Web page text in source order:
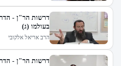
דרשות הר"ן -
בעולמו (ג)
הרב אריאל אלקובי
דרשות הר"ן -